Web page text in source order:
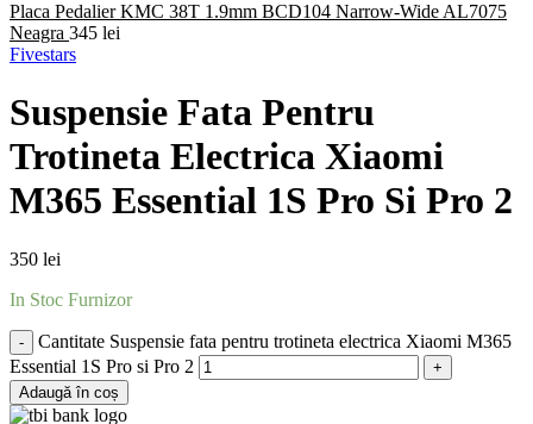
Placa Pedalier KMC 38T 1.9mm BCD104 Narrow-Wide AL7075
Neagra 345 lei
Fivestars
Suspensie Fata Pentru
Trotineta Electrica Xiaomi
M365 Essential 1S Pro Si Pro 2
350 lei
In Stoc Furnizor
Cantitate Suspensie fata pentru trotineta electrica Xiaomi M365
Essential 1S Pro si Pro 2
Adaugă în coș